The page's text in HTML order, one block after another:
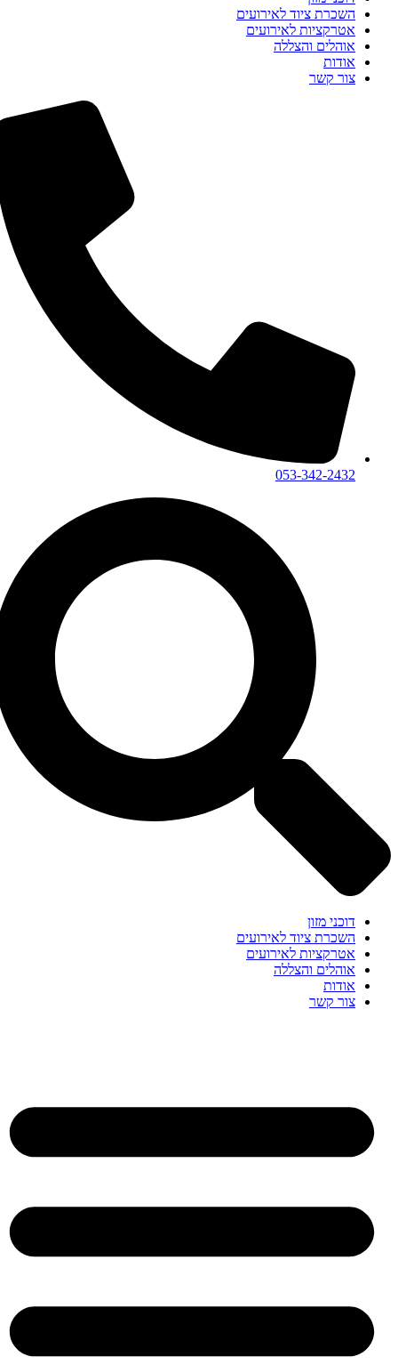
השכרת ציוד לאירועים
אטרקציות לאירועים
אוהלים והצללה
אודות
צור קשר
053-342-2432
דוכני מזון
השכרת ציוד לאירועים
אטרקציות לאירועים
אוהלים והצללה
אודות
צור קשר